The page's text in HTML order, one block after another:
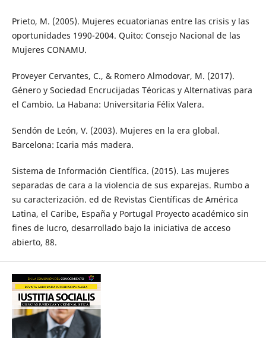
Prieto, M. (2005). Mujeres ecuatorianas entre las crisis y las
oportunidades 1990-2004. Quito: Consejo Nacional de las
Mujeres CONAMU.
Proveyer Cervantes, C., & Romero Almodovar, M. (2017).
Género y Sociedad Encrucijadas Téoricas y Alternativas para
el Cambio. La Habana: Universitaria Félix Valera.
Sendón de León, V. (2003). Mujeres en la era global.
Barcelona: Icaria más madera.
Sistema de Información Científica. (2015). Las mujeres
separadas de cara a la violencia de sus exparejas. Rumbo a
su caracterización. ed de Revistas Científicas de América
Latina, el Caribe, España y Portugal Proyecto académico sin
fines de lucro, desarrollado bajo la iniciativa de acceso
abierto, 88.